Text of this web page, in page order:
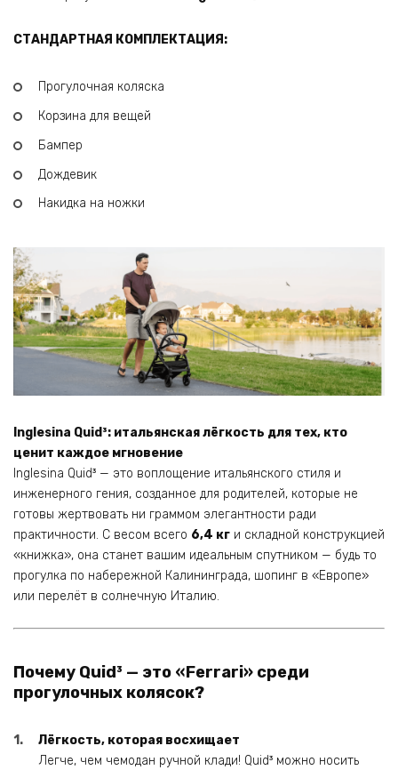
СТАНДАРТНАЯ КОМПЛЕКТАЦИЯ:
Прогулочная коляска
Корзина для вещей
Бампер
Дождевик
Накидка на ножки
Inglesina Quid³: итальянская лёгкость для тех, кто
ценит каждое мгновение
Inglesina Quid³ — это воплощение итальянского стиля и
инженерного гения, созданное для родителей, которые не
готовы жертвовать ни граммом элегантности ради
практичности. С весом всего 6,4 кг и складной конструкцией
«книжка», она станет вашим идеальным спутником — будь то
прогулка по набережной Калининграда, шопинг в «Европе»
или перелёт в солнечную Италию.
Почему Quid³ — это «Ferrari» среди
прогулочных колясок?
Лёгкость, которая восхищает
Легче, чем чемодан ручной клади! Quid³ можно носить